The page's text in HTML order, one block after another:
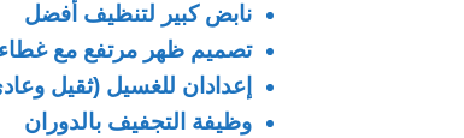
نابض كبير لتنظيف أفضل
تصميم ظهر مرتفع مع
إعدادان للغسيل (ثقيل
وظيفة التجفيف بالدوران